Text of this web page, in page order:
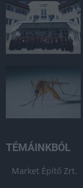
TÉMÁINKBÓL
Market Építő Zrt.